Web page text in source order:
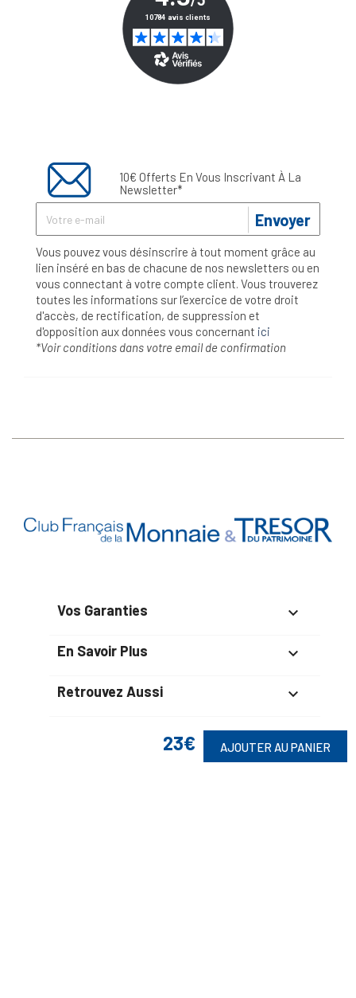
23€ AJOUTER AU PANIER
10€ Offerts En Vous Inscrivant À La
Newsletter*
Envoyer
Vous pouvez vous désinscrire à tout moment grâce au
lien inséré en bas de chacune de nos newsletters ou en
vous connectant à votre compte client. Vous trouverez
toutes les informations sur l’exercice de votre droit
d'accès, de rectification, de suppression et
d'opposition aux données vous concernant ici
*Voir conditions dans votre email de confirmation
Vos Garanties 
En Savoir Plus 
Retrouvez Aussi 